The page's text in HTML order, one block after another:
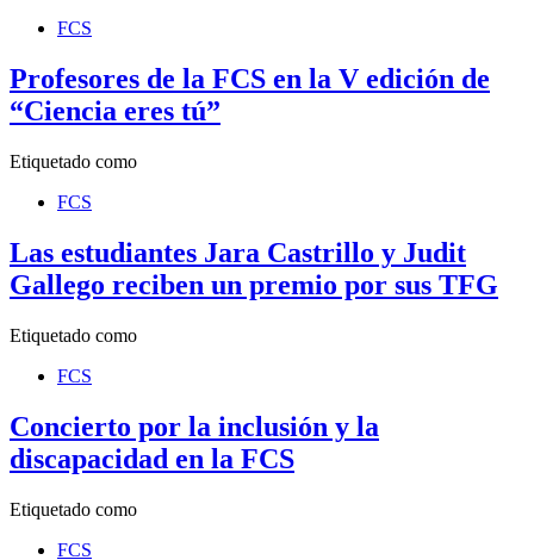
FCS
Profesores de la FCS en la V edición de
“Ciencia eres tú”
Etiquetado como
FCS
Las estudiantes Jara Castrillo y Judit
Gallego reciben un premio por sus TFG
Etiquetado como
FCS
Concierto por la inclusión y la
discapacidad en la FCS
Etiquetado como
FCS